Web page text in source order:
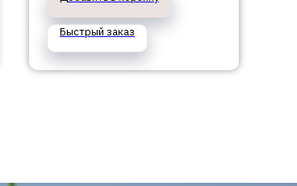
Быстрый заказ